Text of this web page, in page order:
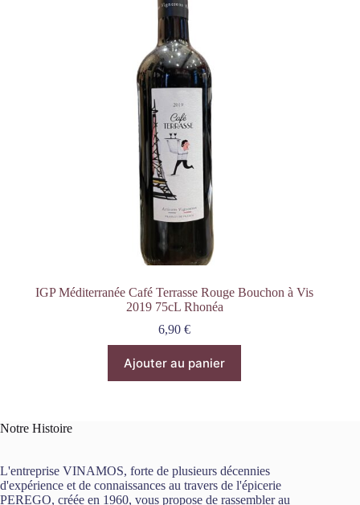
IGP Méditerranée Café Terrasse Rouge Bouchon à Vis
2019 75cL Rhonéa
6,90€
Ajouter au panier
Notre Histoire
L'entreprise VINAMOS, forte de plusieurs décennies
d'expérience et de connaissances au travers de l'épicerie
PEREGO, créée en 1960, vous propose de rassembler au